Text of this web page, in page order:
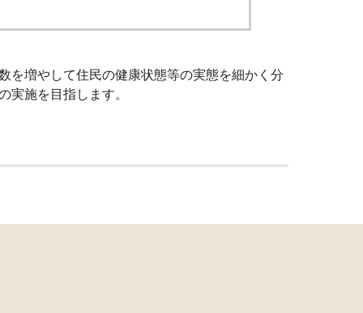
を増やして住民の健康状態等の実態を細かく分
実施を目指します。